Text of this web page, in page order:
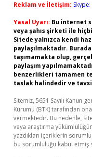
Reklam ve İletişim:
Yasal Uyarı: Bu internet
veya şahıs şirketi ile
Sitede yalnızca kendi
paylaşılmaktadır.
taşımamakta olup,
paylaşım
benzerlikleri tamamen
taslak halindedir ve
Sitemiz, 5651 Sayılı Kanun
Kurumu (BTK) tarafından
vermektedir. Bu nedenle,
veya araştırma
yazdıkları içeriklerin
bu sorumluluğu kabul etmiş